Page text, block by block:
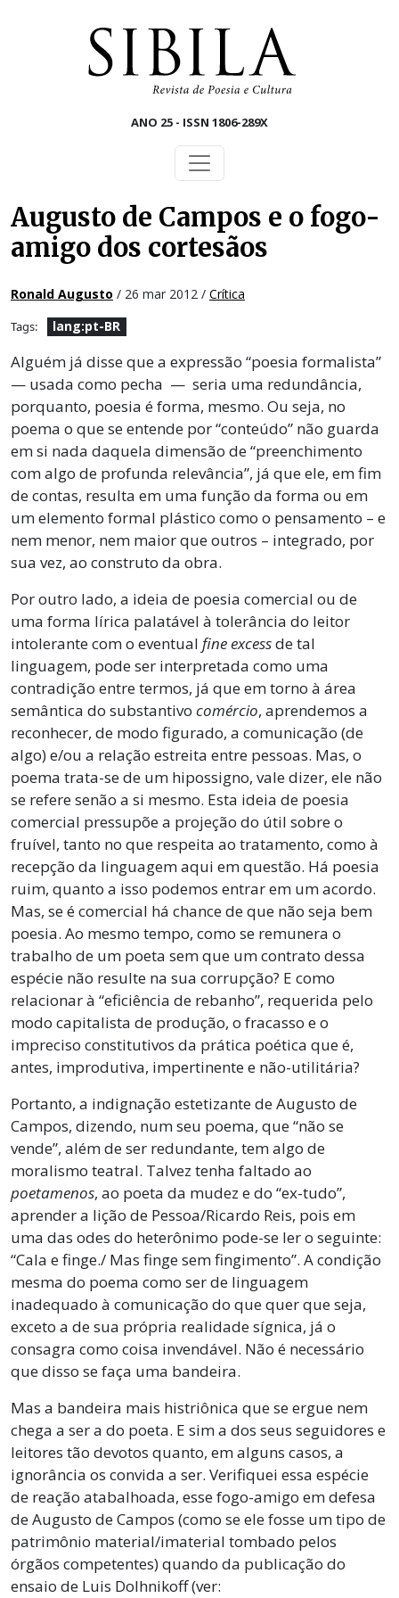
ANO 25 - ISSN 1806-289X
Augusto de Campos e o fogo-
amigo dos cortesãos
Ronald Augusto / 26 mar 2012 / Crítica
Tags: lang:pt-BR
Alguém já disse que a expressão “poesia formalista”
— usada como pecha — seria uma redundância,
porquanto, poesia é forma, mesmo. Ou seja, no
poema o que se entende por “conteúdo” não guarda
em si nada daquela dimensão de “preenchimento
com algo de profunda relevância”, já que ele, em fim
de contas, resulta em uma função da forma ou em
um elemento formal plástico como o pensamento – e
nem menor, nem maior que outros – integrado, por
sua vez, ao construto da obra.
Por outro lado, a ideia de poesia comercial ou de
uma forma lírica palatável à tolerância do leitor
intolerante com o eventual fineexcessde tal
linguagem, pode ser interpretada como uma
contradição entre termos, já que em torno à área
semântica do substantivo comércio, aprendemos a
reconhecer, de modo figurado, a comunicação (de
algo) e/ou a relação estreita entre pessoas. Mas, o
poema trata-se de um hipossigno, vale dizer, ele não
se refere senão a si mesmo. Esta ideia de poesia
comercial pressupõe a projeção do útil sobre o
fruível, tanto no que respeita ao tratamento, como à
recepção da linguagem aqui em questão. Há poesia
ruim, quanto a isso podemos entrar em um acordo.
Mas, se é comercial há chance de que não seja bem
poesia. Ao mesmo tempo, como se remunera o
trabalho de um poeta sem que um contrato dessa
espécie não resulte na sua corrupção? E como
relacionar à “eficiência de rebanho”, requerida pelo
modo capitalista de produção, o fracasso e o
impreciso constitutivos da prática poética que é,
antes, improdutiva, impertinente e não-utilitária?
Portanto, a indignação estetizante de Augusto de
Campos, dizendo, num seu poema, que “não se
vende”, além de ser redundante, tem algo de
moralismo teatral. Talvez tenha faltado ao
poetamenos, ao poeta da mudez e do “ex-tudo”,
aprender a lição de Pessoa/Ricardo Reis, pois em
uma das odes do heterônimo pode-se ler o seguinte:
“Cala e finge./ Mas finge sem fingimento”. A condição
mesma do poema como ser de linguagem
inadequado à comunicação do que quer que seja,
exceto a de sua própria realidade sígnica, já o
consagra como coisa invendável. Não é necessário
que disso se faça uma bandeira.
Mas a bandeira mais histriônica que se ergue nem
chega a ser a do poeta. E sim a dos seus seguidores e
leitores tão devotos quanto, em alguns casos, a
ignorância os convida a ser. Verifiquei essa espécie
de reação atabalhoada, esse fogo-amigo em defesa
de Augusto de Campos (como se ele fosse um tipo de
patrimônio material/imaterial tombado pelos
órgãos competentes) quando da publicação do
ensaio de Luis Dolhnikoff (ver: